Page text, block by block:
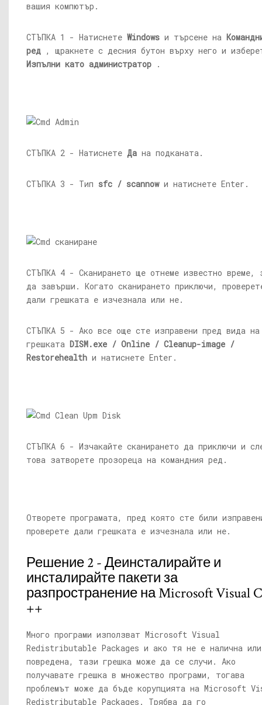
вашия компютър.
СТЪПКА 1 - Натиснете Windows и търсене на
ред , щракнете с десния бутон върху него и
Изпълни като администратор .
СТЪПКА 2 - Натиснете Да на подканата.
СТЪПКА 3 - Тип sfc / scannowи натиснете Enter.
СТЪПКА 4 - Сканирането ще отнеме известно време,
да завърши. Когато сканирането приключи,
дали грешката е изчезнала или не.
СТЪПКА 5 - Ако все още сте изправени пред вида на
грешката DISM.exe / Online / Cleanup-image /
Restorehealth и натиснете Enter.
СТЪПКА 6 - Изчакайте сканирането да приключи и
това затворете прозореца на командния ред.
Отворете програмата, пред която сте били
проверете дали грешката е изчезнала или не.
Решение 2 - Деинсталирайте и
инсталирайте пакети за
разпространение на Microsoft Visual C
++
Много програми използват Microsoft Visual
Redistributable Packages и ако тя не е налична или
повредена, тази грешка може да се случи. Ако
получавате грешка в множество програми, тогава
проблемът може да бъде корупцията на Microsoft
Redistributable Packages. Трябва да го